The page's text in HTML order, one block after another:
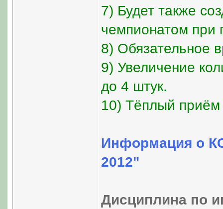
7) Будет также
чемпионатом
8) Обязательное
9) Увеличение
до 4 штук.
10) Тёплый приём
Информация о
2012"
Дисциплина по